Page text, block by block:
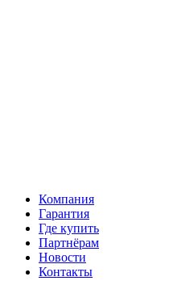
Компания
Гарантия
Где купить
Партнёрам
Новости
Контакты